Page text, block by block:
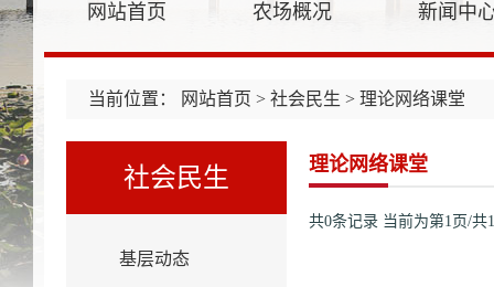
网站首页 农场概况 新闻中
当前位置： 网站首页 > 社会民生 > 理论网络课堂
社会民生
基层动态
理论网络课堂
共0条记录 当前为第1页/共